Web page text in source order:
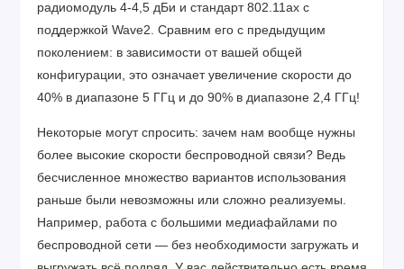
радиомодуль 4-4,5 дБи и стандарт 802.11ax с
поддержкой Wave2. Сравним его с предыдущим
поколением: в зависимости от вашей общей
конфигурации, это означает увеличение скорости до
40% в диапазоне 5 ГГц и до 90% в диапазоне 2,4 ГГц!
Некоторые могут спросить: зачем нам вообще нужны
более высокие скорости беспроводной связи? Ведь
бесчисленное множество вариантов использования
раньше были невозможны или сложно реализуемы.
Например, работа с большими медиафайлами по
беспроводной сети — без необходимости загружать и